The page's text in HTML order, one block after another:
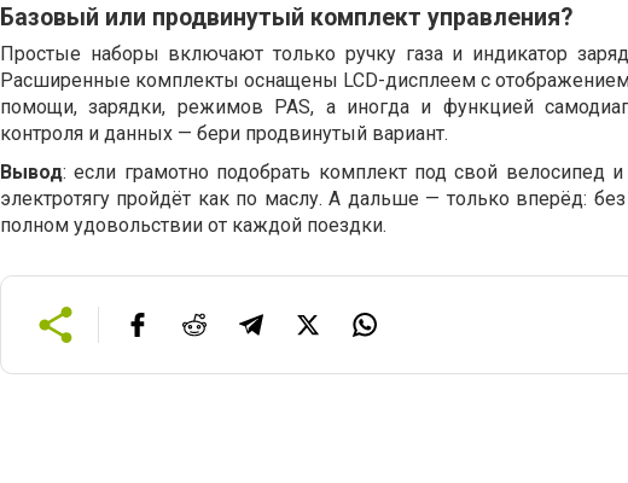
Базовый или продвинутый комплект управления?
Простые наборы включают только ручку газа и индикатор
Расширенные комплекты оснащены LCD-дисплеем с отображением
помощи, зарядки, режимов PAS, а иногда и функцией
контроля и данных — бери продвинутый вариант.
Вывод: если грамотно подобрать комплект под свой велосипед
электротягу пройдёт как по маслу. А дальше — только вперёд:
полном удовольствии от каждой поездки.